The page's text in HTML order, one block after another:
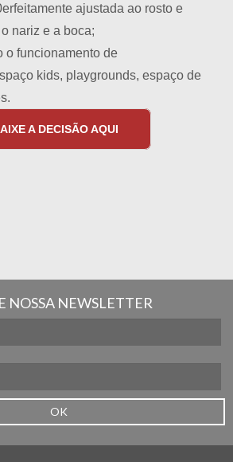
ajustada ao rosto e
nariz e a boca;
o funcionamento de
kids, playgrounds, espaço de
A DECISÃO AQUI
NOSSA NEWSLETTER
OK